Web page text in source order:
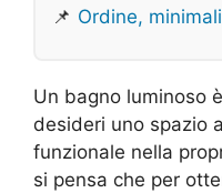
📌 Ordine,
Un bagno luminoso
desideri uno spazio
funzionale nella
si pensa che per